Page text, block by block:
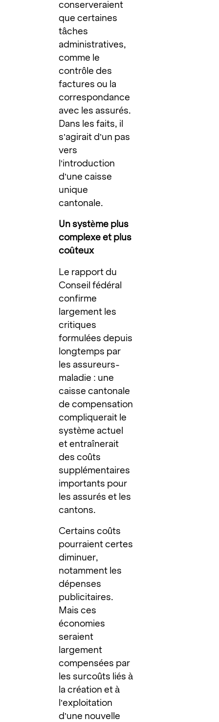
conserveraient
que certaines
tâches
administratives,
comme le
contrôle des
factures ou la
correspondance
avec les assurés.
Dans les faits, il
s’agirait d’un pas
vers
l’introduction
d’une caisse
unique
cantonale.
Un système plus
complexe et plus
coûteux
Le rapport du
Conseil fédéral
confirme
largement les
critiques
formulées depuis
longtemps par
les assureurs-
maladie : une
caisse cantonale
de compensation
compliquerait le
système actuel
et entraînerait
des coûts
supplémentaires
importants pour
les assurés et les
cantons.
Certains coûts
pourraient certes
diminuer,
notamment les
dépenses
publicitaires.
Mais ces
économies
seraient
largement
compensées par
les surcoûts liés à
la création et à
l’exploitation
d’une nouvelle